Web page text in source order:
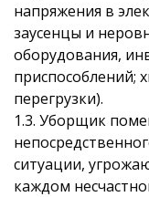
напряжения в
заусенцы и
оборудования,
приспособлений;
перегрузки).
1.3. Уборщик
ситуации,
каждом